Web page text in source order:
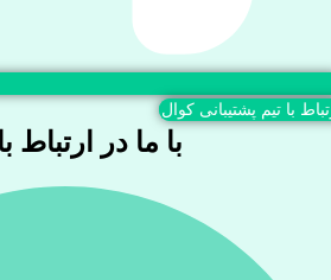
با تیم پشتیبانی کوال
با ما در ارتباط